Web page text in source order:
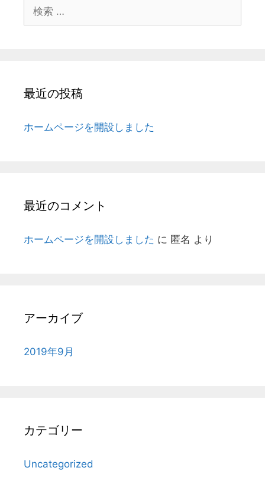
索:
最近の投稿
ホームページを開設しました
最近のコメント
ホームページを開設しました に 匿名 より
アーカイブ
2019年9月
カテゴリー
Uncategorized